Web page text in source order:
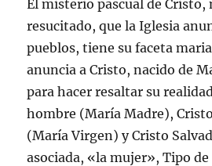
El misterio pascual de Cristo,
resucitado, que la Iglesia
pueblos, tiene su faceta
anuncia a Cristo, nacido de
para hacer resaltar su
hombre (Marí­a Madre),
(Marí­a Virgen) y Cristo
asociada, «la mujer», Tipo